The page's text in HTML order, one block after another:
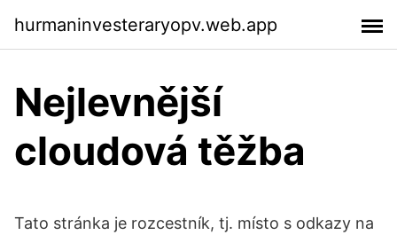
hurmaninvesteraryopv.web.app
Nejlevnější
cloudová těžba
Tato stránka je rozcestník, tj. místo s odkazy na